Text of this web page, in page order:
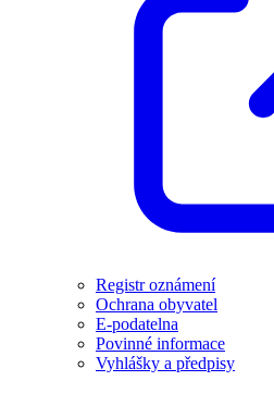
Registr oznámení
Ochrana obyvatel
E-podatelna
Povinné informace
Vyhlášky a předpisy